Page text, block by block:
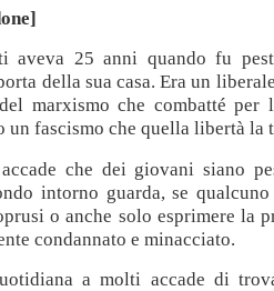
aveva 25 anni quando fu
della sua casa. Era un
marxismo che combatté
un fascismo che quella libertà la
che dei giovani siano
intorno guarda, se qualcuno
o anche solo esprimere la
condannato e minacciato.
a molti accade di